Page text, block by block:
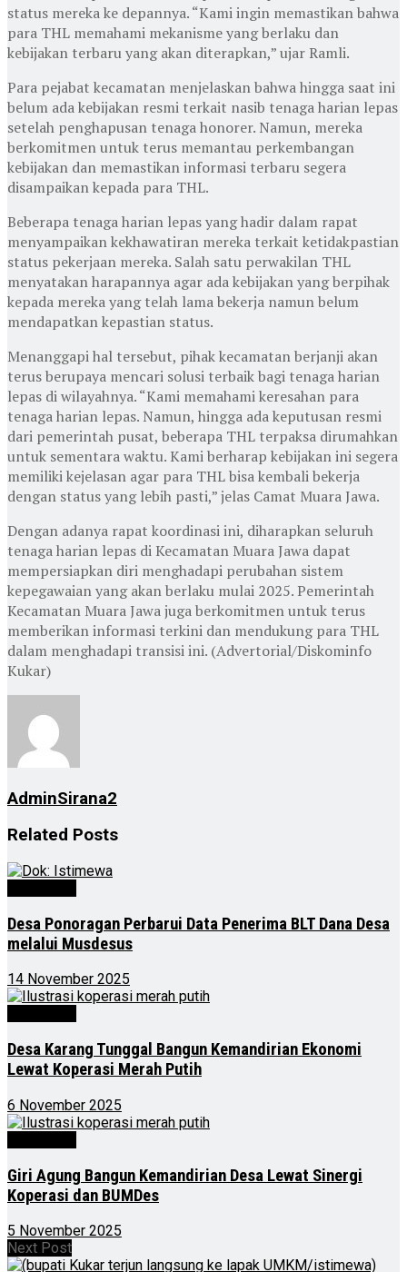
status mereka ke depannya. “Kami ingin memastikan bahwa
para THL memahami mekanisme yang berlaku dan
kebijakan terbaru yang akan diterapkan,” ujar Ramli.
Para pejabat kecamatan menjelaskan bahwa hingga saat ini
belum ada kebijakan resmi terkait nasib tenaga harian lepas
setelah penghapusan tenaga honorer. Namun, mereka
berkomitmen untuk terus memantau perkembangan
kebijakan dan memastikan informasi terbaru segera
disampaikan kepada para THL.
Beberapa tenaga harian lepas yang hadir dalam rapat
menyampaikan kekhawatiran mereka terkait ketidakpastian
status pekerjaan mereka. Salah satu perwakilan THL
menyatakan harapannya agar ada kebijakan yang berpihak
kepada mereka yang telah lama bekerja namun belum
mendapatkan kepastian status.
Menanggapi hal tersebut, pihak kecamatan berjanji akan
terus berupaya mencari solusi terbaik bagi tenaga harian
lepas di wilayahnya. “Kami memahami keresahan para
tenaga harian lepas. Namun, hingga ada keputusan resmi
dari pemerintah pusat, beberapa THL terpaksa dirumahkan
untuk sementara waktu. Kami berharap kebijakan ini segera
memiliki kejelasan agar para THL bisa kembali bekerja
dengan status yang lebih pasti,” jelas Camat Muara Jawa.
Dengan adanya rapat koordinasi ini, diharapkan seluruh
tenaga harian lepas di Kecamatan Muara Jawa dapat
mempersiapkan diri menghadapi perubahan sistem
kepegawaian yang akan berlaku mulai 2025. Pemerintah
Kecamatan Muara Jawa juga berkomitmen untuk terus
memberikan informasi terkini dan mendukung para THL
dalam menghadapi transisi ini. (Advertorial/Diskominfo
Kukar)
AdminSirana2
Related Posts
Desa Ponoragan Perbarui Data Penerima BLT Dana Desa
melalui Musdesus
14 November 2025
Desa Karang Tunggal Bangun Kemandirian Ekonomi
Lewat Koperasi Merah Putih
6 November 2025
Giri Agung Bangun Kemandirian Desa Lewat Sinergi
Koperasi dan BUMDes
5 November 2025
Next Post